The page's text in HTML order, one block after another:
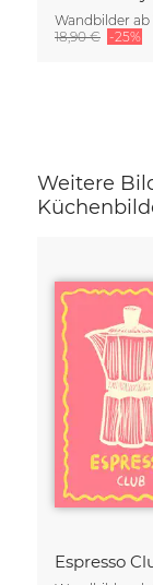
Wandbilder ab
18,90 € -25%
Weitere
Espresso